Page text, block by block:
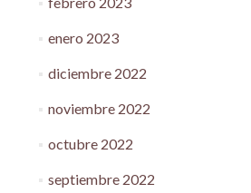
enero 2023
diciembre 2022
noviembre 2022
octubre 2022
septiembre 2022